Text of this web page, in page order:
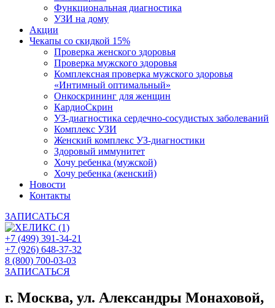
Функциональная диагностика
УЗИ на дому
Акции
Чекапы со скидкой 15%
Проверка женского здоровья
Проверка мужского здоровья
Комплексная проверка мужского здоровья
«Интимный оптимальный»
Онкоcкрининг для женщин
КардиоСкрин
УЗ-диагностика сердечно-сосудистых заболеваний
Комплекс УЗИ
Женский комплекс УЗ-диагностики
Здоровый иммунитет
Хочу ребенка (мужской)
Хочу ребенка (женский)
Новости
Контакты
ЗАПИСАТЬСЯ
+7 (499) 391-34-21
+7 (926) 648-37-32
8 (800) 700-03-03
ЗАПИСАТЬСЯ
г. Москва, ул. Александры Монаховой,